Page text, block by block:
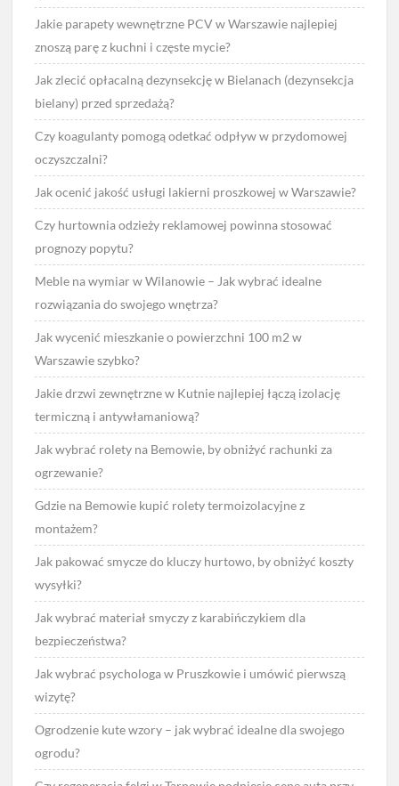
Jakie parapety wewnętrzne PCV w Warszawie najlepiej
znoszą parę z kuchni i częste mycie?
Jak zlecić opłacalną dezynsekcję w Bielanach (dezynsekcja
bielany) przed sprzedażą?
Czy koagulanty pomogą odetkać odpływ w przydomowej
oczyszczalni?
Jak ocenić jakość usługi lakierni proszkowej w Warszawie?
Czy hurtownia odzieży reklamowej powinna stosować
prognozy popytu?
Meble na wymiar w Wilanowie – Jak wybrać idealne
rozwiązania do swojego wnętrza?
Jak wycenić mieszkanie o powierzchni 100 m2 w
Warszawie szybko?
Jakie drzwi zewnętrzne w Kutnie najlepiej łączą izolację
termiczną i antywłamaniową?
Jak wybrać rolety na Bemowie, by obniżyć rachunki za
ogrzewanie?
Gdzie na Bemowie kupić rolety termoizolacyjne z
montażem?
Jak pakować smycze do kluczy hurtowo, by obniżyć koszty
wysyłki?
Jak wybrać materiał smyczy z karabińczykiem dla
bezpieczeństwa?
Jak wybrać psychologa w Pruszkowie i umówić pierwszą
wizytę?
Ogrodzenie kute wzory – jak wybrać idealne dla swojego
ogrodu?